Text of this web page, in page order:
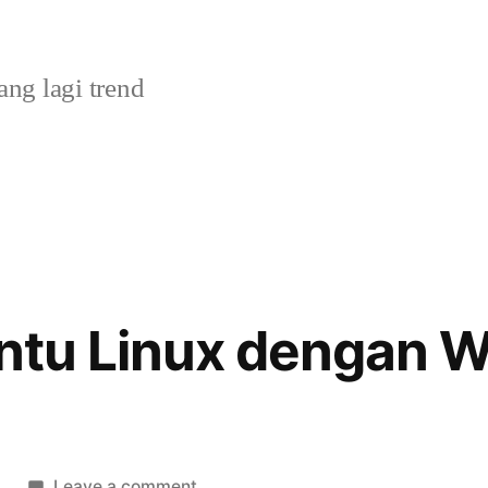
lagi trend
Linux dengan